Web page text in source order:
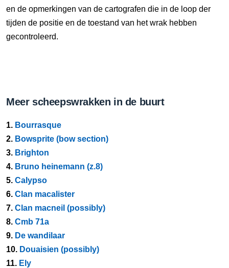
en de opmerkingen van de cartografen die in de loop der
tijden de positie en de toestand van het wrak hebben
gecontroleerd.
Meer scheepswrakken in de buurt
1. Bourrasque
2. Bowsprite (bow section)
3. Brighton
4. Bruno heinemann (z.8)
5. Calypso
6. Clan macalister
7. Clan macneil (possibly)
8. Cmb 71a
9. De wandilaar
10. Douaisien (possibly)
11. Ely